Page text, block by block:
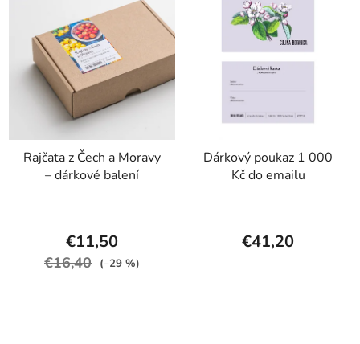
Rajčata z Čech a Moravy
– dárkové balení
€11,50
€16,40 (–29 %)
Dárkový poukaz 1 000
Kč do emailu
€41,20